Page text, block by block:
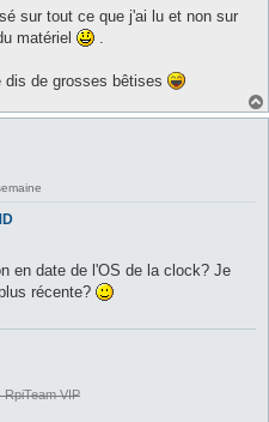
sur tout ce que j'ai lu et non sur
matériel
de grosses bêtises
en date de l'OS de la clock? Je
récente?
VIP